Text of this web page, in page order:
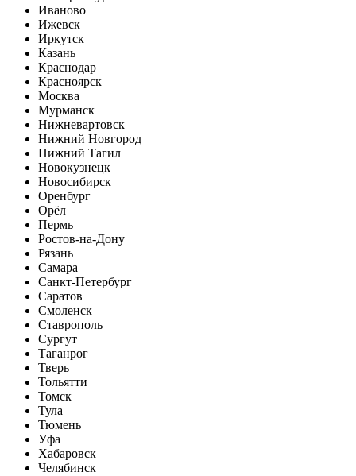
Иваново
Ижевск
Иркутск
Казань
Краснодар
Красноярск
Москва
Мурманск
Нижневартовск
Нижний Новгород
Нижний Тагил
Новокузнецк
Новосибирск
Оренбург
Орёл
Пермь
Ростов-на-Дону
Рязань
Самара
Санкт-Петербург
Саратов
Смоленск
Ставрополь
Сургут
Таганрог
Тверь
Тольятти
Томск
Тула
Тюмень
Уфа
Хабаровск
Челябинск